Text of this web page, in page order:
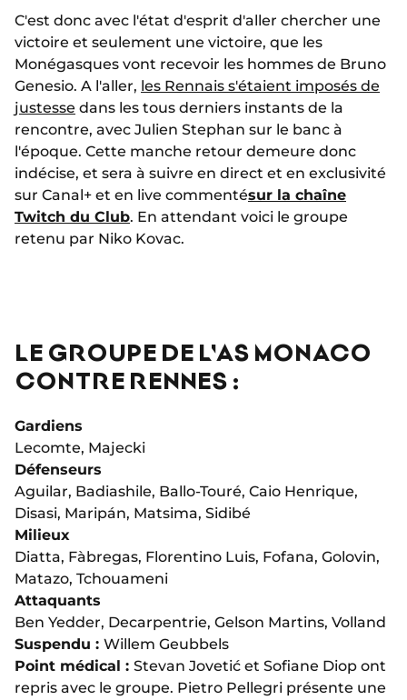
C'est donc avec l'état d'esprit d'aller chercher une
victoire et seulement une victoire, que les
Monégasques vont recevoir les hommes de Bruno
Genesio. A l'aller, les Rennais s'étaient imposés de
justesse dans les tous derniers instants de la
rencontre, avec Julien Stephan sur le banc à
l'époque. Cette manche retour demeure donc
indécise, et sera à suivre en direct et en exclusivité
sur Canal+ et en live commentésur la chaîne
Twitch du Club. En attendant voici le groupe
retenu par Niko Kovac.
LE GROUPE DE L'AS MONACO
CONTRE RENNES :
Gardiens
Lecomte, Majecki
Défenseurs
Aguilar, Badiashile, Ballo-Touré, Caio Henrique,
Disasi, Maripán, Matsima, Sidibé
Milieux
Diatta, Fàbregas, Florentino Luis, Fofana, Golovin,
Matazo, Tchouameni
Attaquants
Ben Yedder, Decarpentrie, Gelson Martins, Volland
Suspendu : Willem Geubbels
Point médical : Stevan Jovetić et Sofiane Diop ont
repris avec le groupe. Pietro Pellegri présente une